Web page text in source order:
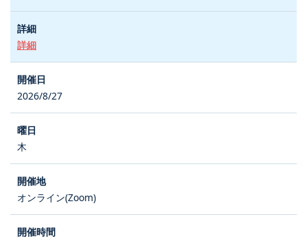
詳細
2026/8/27
木
オンライン(Zoom)